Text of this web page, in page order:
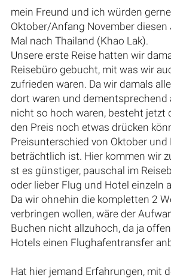
mein Freund und ich würden
Oktober/Anfang November diesen
Mal nach Thailand (Khao Lak).
Unsere erste Reise hatten wir
Reisebüro gebucht, mit was wir
zufrieden waren. Da wir damals
dort waren und dementsprechend
nicht so hoch waren, besteht jetzt
den Preis noch etwas drücken
Preisunterschied von Oktober und
beträchtlich ist. Hier kommen wir
st es günstiger, pauschal im
oder lieber Flug und Hotel einzeln
Da wir ohnehin die kompletten 2
verbringen wollen, wäre der
Buchen nicht allzuhoch, da ja
Hotels einen Flughafentransfer
Hat hier jemand Erfahrungen, mit